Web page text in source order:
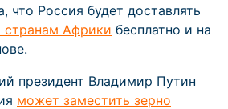
что Россия будет доставлять
странам Африки бесплатно и на
президент Владимир Путин
может заместить зерно